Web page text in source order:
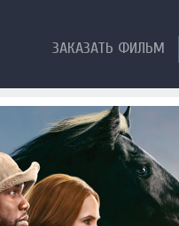
ЗАКАЗАТЬ ФИЛЬМ